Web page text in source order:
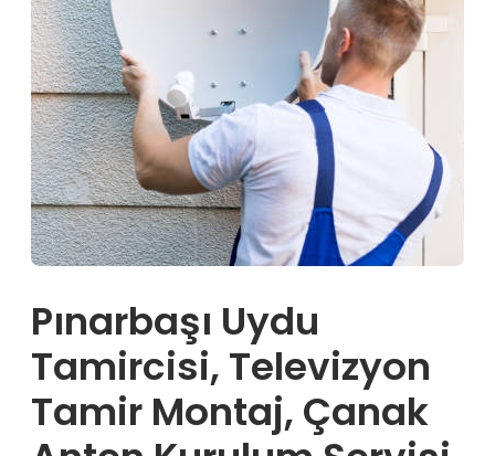
Pınarbaşı Uydu
Tamircisi, Televizyon
Tamir Montaj, Çanak